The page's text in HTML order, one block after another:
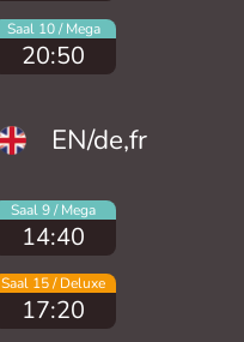
Saal 10 / Mega
20:50
EN/de,fr
Saal 9 / Mega
14:40
Saal 15 / Deluxe
17:20